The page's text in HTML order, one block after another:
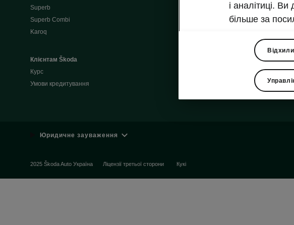
Superb
Superb Combi
Karoq
Клієнтам Škoda
Курс
Умови кредитування
Запис на тест-драйв
Подовжена гарантія Škoda
Оригінальні запасні частини Škoda
Юридичне зауваження
2025 Škoda Auto Україна Ліцензії третьої сторони Кукі
і аналітиці.
більше за